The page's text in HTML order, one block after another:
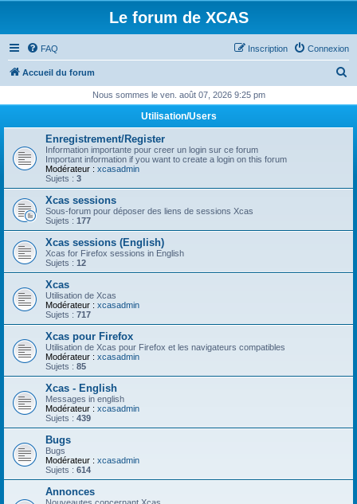
Le forum de XCAS
FAQ Connexion
Inscription
Accueil du forum
h
c
Nous sommes le ven. août 07, 2026 9:25 pm
Utilisation/Users
Enregistrement/Register
Information importante pour creer un login sur ce forum
Important information if you want to create a login on this forum
Modérateur : xcasadmin
Sujets : 3
Xcas sessions
Sous-forum pour déposer des liens de sessions Xcas
Sujets : 177
Xcas sessions (English)
Xcas for Firefox sessions in English
Sujets : 12
Xcas
Utilisation de Xcas
Modérateur : xcasadmin
Sujets : 717
Xcas pour Firefox
Utilisation de Xcas pour Firefox et les navigateurs compatibles
Modérateur : xcasadmin
Sujets : 85
Xcas - English
Messages in english
Modérateur : xcasadmin
Sujets : 439
Bugs
Bugs
Modérateur : xcasadmin
Sujets : 614
Annonces